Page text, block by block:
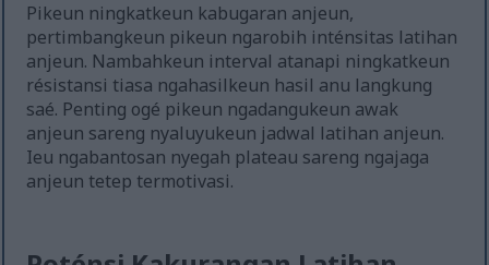
Pikeun ningkatkeun kabugaran anjeun,
pertimbangkeun pikeun ngarobih inténsitas latihan
anjeun. Nambahkeun interval atanapi ningkatkeun
résistansi tiasa ngahasilkeun hasil anu langkung
saé. Penting ogé pikeun ngadangukeun awak
anjeun sareng nyaluyukeun jadwal latihan anjeun.
Ieu ngabantosan nyegah plateau sareng ngajaga
anjeun tetep termotivasi.